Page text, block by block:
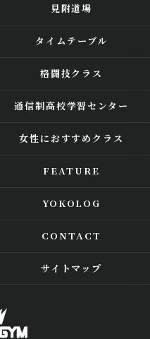
見附道場
タイムテーブル
格闘技クラス
通信制高校学習センター
女性におすすめクラス
FEATURE
YOKOLOG
CONTACT
サイトマップ